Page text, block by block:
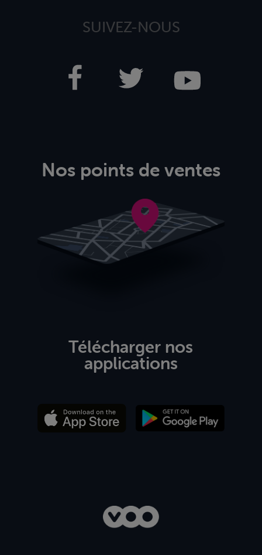
SUIVEZ-NOUS
Nos points de ventes
Télécharger nos
applications